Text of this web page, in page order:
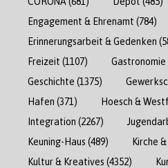
Engagement & Ehrenamt (784)
Erinnerungsarbeit & Gedenken
Freizeit (1107) Gastronomie
Geschichte (1375)
Hafen (371) Hoesch &
Integration (2267)
Keuning-Haus (489) Kirche
Kultur & Kreatives (4352)